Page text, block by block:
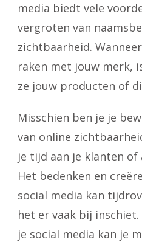
media biedt vele
vergroten van
zichtbaarheid.
raken met jouw merk,
ze jouw producten of
Misschien ben je je
van online
je tijd aan je klanten of
Het bedenken en
social media kan
het er vaak bij
je social media kan je